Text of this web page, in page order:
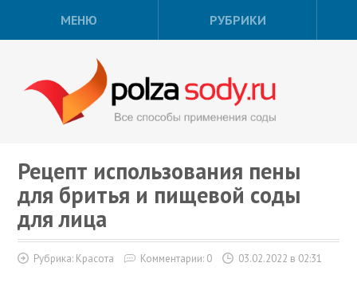
МЕНЮ РУБРИКИ
Рецепт использования пены
для бритья и пищевой соды
для лица
Рубрика: Красота Комментарии: 0 03.02.2022 в 02:31